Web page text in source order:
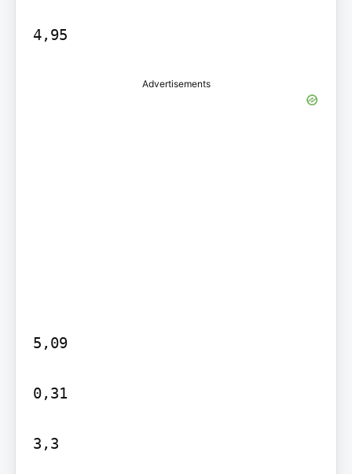
4,95
Advertisements
5,09
0,31
3,3